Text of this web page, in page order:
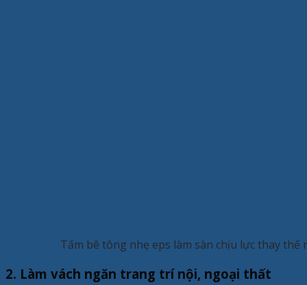
Tấm bê tông nhẹ eps làm sàn chịu lực thay thế
2. Làm vách ngăn trang trí nội, ngoại thất